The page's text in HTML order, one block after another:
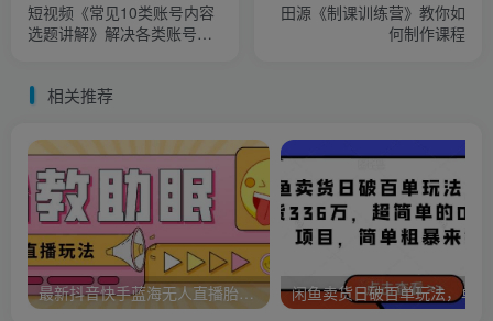
短视频《常见10类账号内容
选题讲解》解决各类账号拍
田源《制课训练营》教你如
何制作课程
相关推荐
最新抖音快手蓝海无人直播胎教助眠玩法，轻松引爆直播间【教程+软件+素材】